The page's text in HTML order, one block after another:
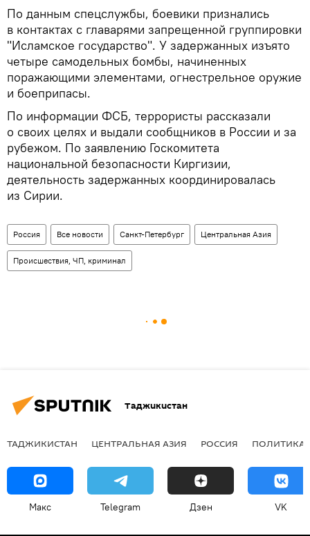
По данным спецслужбы, боевики признались
в контактах с главарями запрещенной группировки
"Исламское государство". У задержанных изъято
четыре самодельных бомбы, начиненных
поражающими элементами, огнестрельное оружие
и боеприпасы.
По информации ФСБ, террористы рассказали
о своих целях и выдали сообщников в России и за
рубежом. По заявлению Госкомитета
национальной безопасности Киргизии,
деятельность задержанных координировалась
из Сирии.
Россия Все новости Санкт-Петербург Центральная Азия
Происшествия, ЧП, криминал
Таджикистан
ТАДЖИКИСТАН ЦЕНТРАЛЬНАЯ АЗИЯ РОССИЯ ПОЛИТИКА
Макс Telegram Дзен VK